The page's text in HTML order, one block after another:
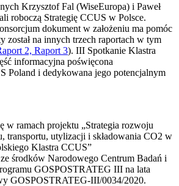
Krzysztof Fal (WiseEuropa) i Paweł
roboczą Strategię CCUS w Polsce.
dokument w założeniu ma pomóc
został na innych trzech raportach w tym
2, Raport 3). III Spotkanie Klastra
informacyjna poświęcona
Poland i dedykowana jego potencjalnym
w ramach projektu „Strategia rozwoju
transportu, utylizacji i składowania CO2 w
Klastra CCUS”
środków Narodowego Centrum Badań i
GOSPOSTRATEG III na lata
GOSPOSTRATEG-III/0034/2020.